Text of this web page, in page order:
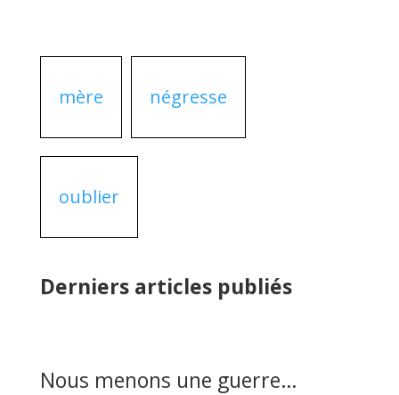
mère négresse
oublier
Derniers articles publiés
Nous menons une guerre…